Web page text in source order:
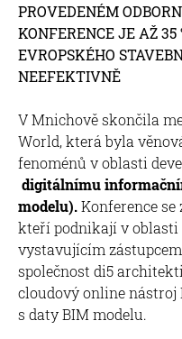
PROVEDENÉM
KONFERENCE JE AŽ 35
EVROPSKÉHO
NEEFEKTIVNĚ
V Mnichově skončila
World, která byla
fenoménů v oblasti
digitálnímu
modelu).Konference
kteří podnikají v oblasti
vystavujícím
společnost di5
cloudový online
s daty BIM modelu.